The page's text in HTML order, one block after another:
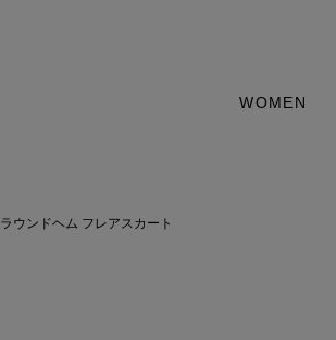
WOMEN
ラウンドヘム フレアスカート